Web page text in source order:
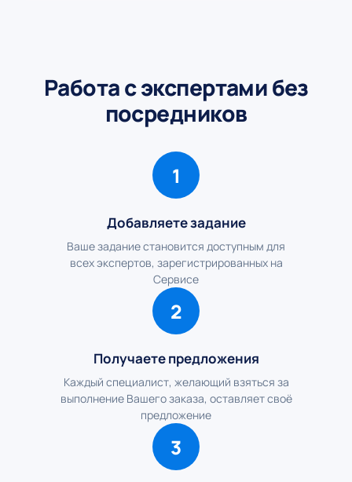
Работа с экспертами без
посредников
1
Добавляете задание
Ваше задание становится доступным для
всех экспертов, зарегистрированных на
Сервисе
2
Получаете предложения
Каждый специалист, желающий взяться за
выполнение Вашего заказа, оставляет своё
предложение
3